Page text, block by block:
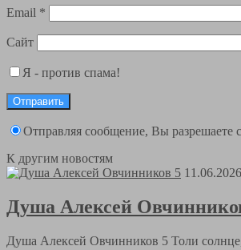
Email *
Сайт
Я - против спама!
Отправляя сообщение, Вы разрешаете
К другим новостям
11.06.2026
Душа Алексей
Душа Алексей Овчинников 5 Толи